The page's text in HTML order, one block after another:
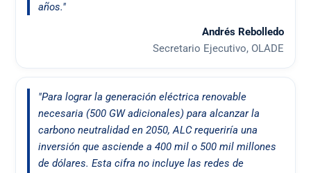
años."
Andrés Rebolledo
Secretario Ejecutivo, OLADE
"Para lograr la generación eléctrica renovable
necesaria (500 GW adicionales) para alcanzar la
carbono neutralidad en 2050, ALC requeriría una
inversión que asciende a 400 mil o 500 mil millones
de dólares. Esta cifra no incluye las redes de